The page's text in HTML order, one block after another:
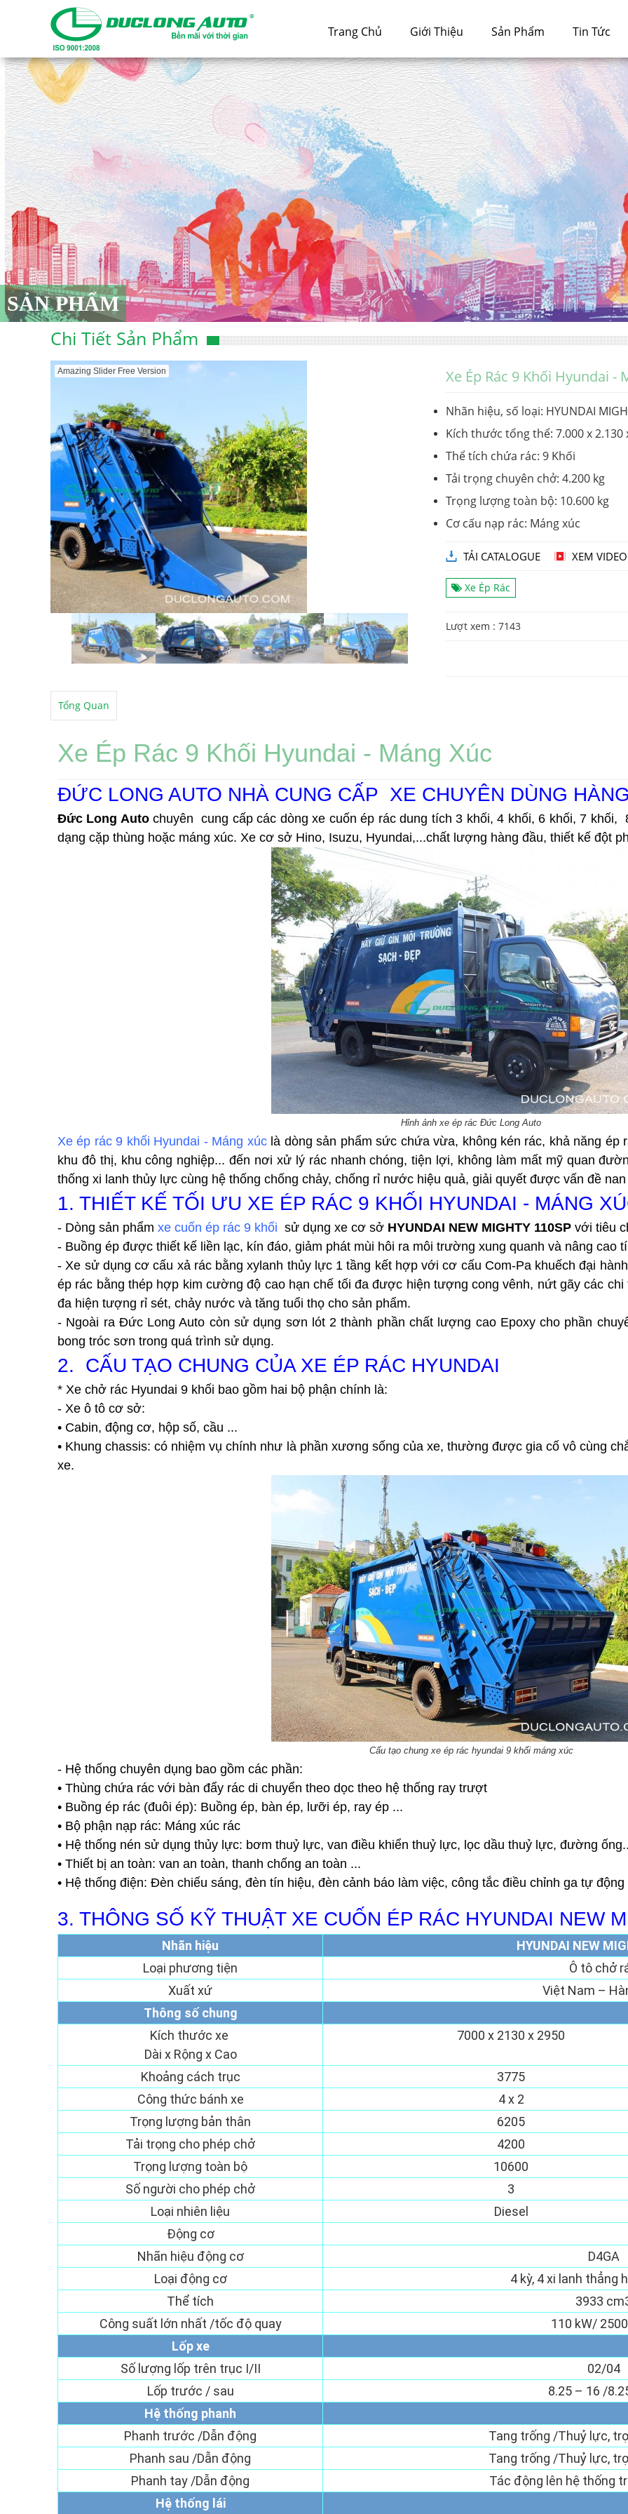
Trang Chủ Giới Thiệu Sản Phẩm Tin Tức
SẢN PHẨM
Chi Tiết Sản Phẩm
Amazing Slider Free Version Xe Ép Rác 9 Khối Hyundai -
Nhãn hiệu, số loại: HYUNDAI
Kích thước tổng thể: 7.000 x 2.130
Thể tích chứa rác: 9 Khối
Tải trọng chuyên chở: 4.200 kg
Trọng lượng toàn bộ: 10.600 kg
Cơ cấu nạp rác: Máng xúc
TẢI CATALOGUE XEM VIDEO
Xe Ép Rác
Lượt xem : 7143
Tổng Quan
Xe Ép Rác 9 Khối Hyundai - Máng Xúc
ĐỨC LONG AUTO NHÀ CUNG CẤP  XE CHUYÊN DÙNG
Đức Long Auto chuyên  cung cấp các dòng xe cuốn ép rác dung tích 3 khối, 4 khối, 6 khối, 7 khối,
dạng cặp thùng hoặc máng xúc. Xe cơ sở Hino, Isuzu, Hyundai,...chất lượng hàng đầu, thiết kế đột
Hỉnh ảnh xe ép rác Đức Long Auto
Xe ép rác 9 khối Hyundai - Máng xúc là dòng sản phẩm sức chứa vừa, không kén rác, khả năng
khu đô thị, khu công nghiệp... đến nơi xử lý rác nhanh chóng, tiện lợi, không làm mất mỹ quan
thống xi lanh thủy lực cùng hệ thống chống chảy, chống rỉ nước hiệu quả, giải quyết được vấn đề
1. THIẾT KẾ TỐI ƯU XE ÉP RÁC 9 KHỐI HYUNDAI - MÁNG
- Dòng sản phẩm xe cuốn ép rác 9 khối sử dụng xe cơ sở HYUNDAI NEW MIGHTY 110SP với tiêu
- Buồng ép được thiết kế liền lạc, kín đáo, giảm phát mùi hôi ra môi trường xung quanh và nâng cao
- Xe sử dụng cơ cấu xả rác bằng xylanh thủy lực 1 tầng kết hợp với cơ cấu Com-Pa khuếch đại
ép rác bằng thép hợp kim cường độ cao hạn chế tối đa được hiện tượng cong vênh, nứt gãy các
đa hiện tượng rỉ sét, chảy nước và tăng tuổi thọ cho sản phẩm.
- Ngoài ra Đức Long Auto còn sử dụng sơn lót 2 thành phần chất lượng cao Epoxy cho phần
bong tróc sơn trong quá trình sử dụng.
2.  CẤU TẠO CHUNG CỦA XE ÉP RÁC HYUNDAI
* Xe chở rác Hyundai 9 khối bao gồm hai bộ phận chính là:
- Xe ô tô cơ sở:
• Cabin, động cơ, hộp số, cầu ...
• Khung chassis: có nhiệm vụ chính như là phần xương sống của xe, thường được gia cố vô cùng
xe.
Cấu tạo chung xe ép rác hyundai 9 khối máng xúc
- Hệ thống chuyên dụng bao gồm các phần:
• Thùng chứa rác với bàn đẩy rác di chuyển theo dọc theo hệ thống ray trượt
• Buồng ép rác (đuôi ép): Buồng ép, bàn ép, lưỡi ép, ray ép ...
• Bộ phận nạp rác: Máng xúc rác
• Hệ thống nén sử dụng thủy lực: bơm thuỷ lực, van điều khiển thuỷ lực, lọc dầu thuỷ lực, đường
• Thiết bị an toàn: van an toàn, thanh chống an toàn ...
• Hệ thống điện: Đèn chiếu sáng, đèn tín hiệu, đèn cảnh báo làm việc, công tắc điều chỉnh ga tự động
3. THÔNG SỐ KỸ THUẬT XE CUỐN ÉP RÁC HYUNDAI NEW
Nhãn hiệu
HYUNDAI NEW
Loại phương tiện
Ô tô chở
Xuất xứ
Việt Nam –
Thông số chung
Kích thước xe
Dài x Rộng x Cao
7000 x 2130 x 2950
Khoảng cách trục
3775
Công thức bánh xe
4 x 2
Trọng lượng bản thân
6205
Tải trọng cho phép chở
4200
Trọng lượng toàn bộ
10600
Số người cho phép chở
3
Loại nhiên liệu
Diesel
Động cơ
Nhãn hiệu động cơ
D4GA
Loại động cơ
4 kỳ, 4 xi lanh thẳng
Thể tích
3933
Công suất lớn nhất /tốc độ quay
110 kW/
Lốp xe
Số lượng lốp trên trục I/II
02/04
Lốp trước / sau
8.25 – 16 /
Hệ thống phanh
Phanh trước /Dẫn động
Tang trống /Thuỷ lực,
Phanh sau /Dẫn động
Tang trống /Thuỷ lực,
Phanh tay /Dẫn động
Tác động lên hệ thống
Hệ thống lái